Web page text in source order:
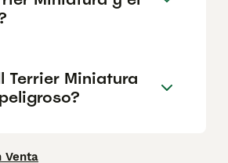
Terrier Miniatura
Venta